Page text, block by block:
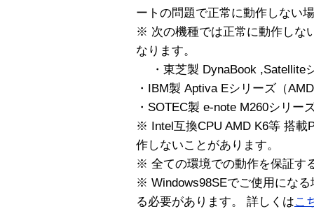
ートの問題で正常に動作しない
※ 次の機種では正常に動作しな
なります。
・東芝製 DynaBook ,Satellite
・IBM製 Aptiva Eシリーズ（
・SOTEC製 e-note M260シリー
※ Intel互換CPU AMD K6等 搭載
作しないことがあります。
※ 全ての環境での動作を保証す
※ Windows98SEでご使用にな
る必要があります。 詳しくはこ